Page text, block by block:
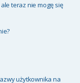
teraz nie mogę się
użytkownika na